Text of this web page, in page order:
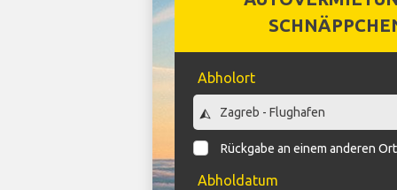
Abholort
Rückgabe an einem anderen Ort
Abholdatum